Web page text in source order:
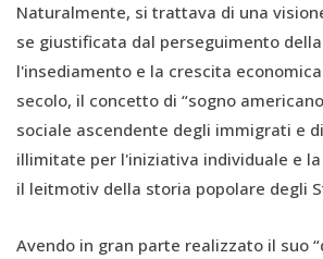
Naturalmente, si trattava di una
se giustificata dal perseguimento
l'insediamento e la crescita
secolo, il concetto di “sogno
sociale ascendente degli immigrati e
illimitate per l'iniziativa individuale e
il leitmotiv della storia popolare degli
Avendo in gran parte realizzato il suo